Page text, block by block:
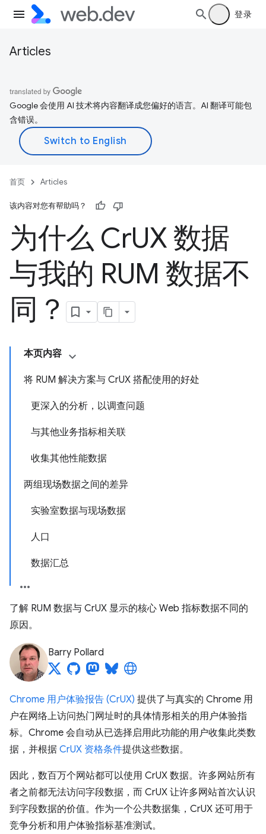
登录
Articles
Google 会使用 AI 技术将内容翻译成您偏好的语言。AI 翻译可能包
含错误。
首页 Articles
该内容对您有帮助吗？
为什么 CrUX 数据
与我的 RUM 数据不
同？
本页内容
将 RUM 解决方案与 CrUX 搭配使用的好处
更深入的分析，以调查问题
与其他业务指标相关联
收集其他性能数据
两组现场数据之间的差异
实验室数据与现场数据
人口
数据汇总
了解 RUM 数据与 CrUX 显示的核心 Web 指标数据不同的
原因。
Barry Pollard
Chrome 用户体验报告 (CrUX) 提供了与真实的 Chrome 用
户在网络上访问热门网址时的具体情形相关的用户体验指
标。Chrome 会自动从已选择启用此功能的用户收集此类数
据，并根据 CrUX 资格条件提供这些数据。
因此，数百万个网站都可以使用 CrUX 数据。许多网站所有
者之前都无法访问字段数据，而 CrUX 让许多网站首次认识
到字段数据的价值。作为一个公共数据集，CrUX 还可用于
竞争分析和用户体验指标基准测试。